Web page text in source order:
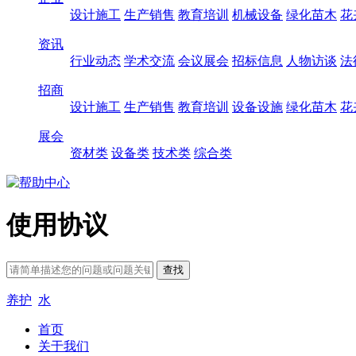
设计施工 生产销售 教育培训 机械设备 绿化苗木 花
资讯
行业动态 学术交流 会议展会 招标信息 人物访谈 法
招商
设计施工 生产销售 教育培训 设备设施 绿化苗木 花
展会
资材类 设备类 技术类 综合类
使用协议
养护 水
首页
关于我们